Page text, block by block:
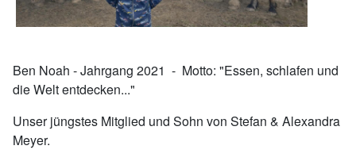
Ben Noah - Jahrgang 2021 - Motto: "Essen, schlafen und
die Welt entdecken..."
Unser jüngstes Mitglied und Sohn von Stefan & Alexandra
Meyer.